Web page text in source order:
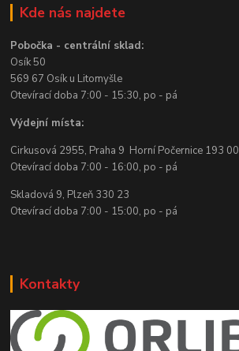
Kde nás najdete
Pobočka - centrální sklad:
Osík 50
569 67 Osík u Litomyšle
Otevírací doba 7:00 - 15:30, po - pá
Výdejní místa:
Cirkusová 2955, Praha 9 Horní Počernice 193 00
Otevírací doba 7:00 - 16:00, po - pá
Skladová 9, Plzeň 330 23
Otevírací doba 7:00 - 15:00, po - pá
Kontakty